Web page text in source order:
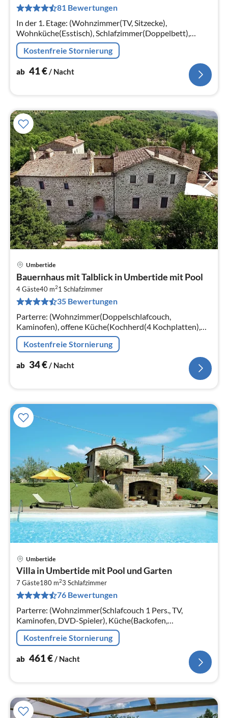
81 Bewertungen
In der 1. Etage: (Wohnzimmer(TV, Sitzecke),
Wohnküche(Esstisch), Schlafzimmer(Doppelbett),
Schlafzimmer(Einzelbett, Einzelbett, Einzelklappbett ),
Badezimmer(Dusche))
Kostenfreie Stornierung
ab 41€/ Nacht
Umbertide
Bauernhaus mit Talblick in Umbertide mit Pool
4 Gäste40 m21 Schlafzimmer
35 Bewertungen
Parterre: (Wohnzimmer(Doppelschlafcouch,
Kaminofen), offene Küche(Kochherd(4 Kochplatten),
Kaffeemaschine(Espresso), Mikrowelle,
Kühl-/Gefrierkombination), Schlafzimmer(Doppelbett)
Kostenfreie Stornierung
ab 34€/ Nacht
Umbertide
Villa in Umbertide mit Pool und Garten
7 Gäste180 m23 Schlafzimmer
76 Bewertungen
Parterre: (Wohnzimmer(Schlafcouch 1 Pers., TV,
Kaminofen, DVD-Spieler), Küche(Backofen,
Spülmaschine, Kühl-/Gefrierkombination),
Badezimmer(Dusche, Toilette)
Kostenfreie Stornierung
ab 461€/ Nacht